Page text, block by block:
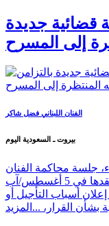
جديدة
إلى المسرح
الفنان اللبناني فضل شاكر
بيروت ـ السعودية اليوم
جلسة محاكمة الفنان
اللبناني فضل شاكر، التي كانت مقرر عقدها في 5 أغسطس/آب
دون إعلان أسباب التأجيل أو
القرار، ... المزيد